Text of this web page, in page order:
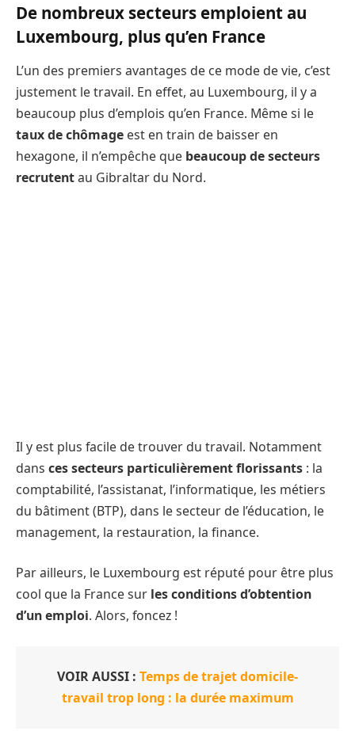
De nombreux secteurs emploient au
Luxembourg, plus qu’en France
L’un des premiers avantages de ce mode de vie, c’est
justement le travail. En effet, au Luxembourg, il y a
beaucoup plus d’emplois qu’en France. Même si le
taux de chômage est en train de baisser en
hexagone, il n’empêche que beaucoup de secteurs
recrutentau Gibraltar du Nord.
Il y est plus facile de trouver du travail. Notamment
dans ces secteurs particulièrement florissants : la
comptabilité, l’assistanat, l’informatique, les métiers
du bâtiment (BTP), dans le secteur de l’éducation, le
management, la restauration, la finance.
Par ailleurs, le Luxembourg est réputé pour être plus
cool que la France sur les conditions d’obtention
d’un emploi. Alors, foncez !
VOIR AUSSI : Temps de trajet domicile-
travail trop long : la durée maximum